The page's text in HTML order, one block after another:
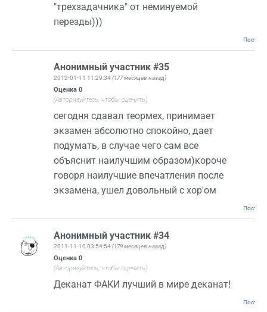
"трехзадачника" от неминуемой
перезды)))
Анонимный участник #35
2012-01-11 11:29:34(177 месяцев назад)
Оценка 0
(Авторизуйтесь, чтобы оценить)
сегодня сдавал теормех, принимает
экзамен абсолютно спокойно, дает
подумать, в случае чего сам все
объяснит наилучшим образом)короче
говоря наилучшие впечатления после
экзамена, ушел довольный с хор'ом
Анонимный участник #34
2011-11-10 03:54:54(179 месяцев назад)
Оценка 0
(Авторизуйтесь, чтобы оценить)
Деканат ФАКИ лучший в мире деканат!